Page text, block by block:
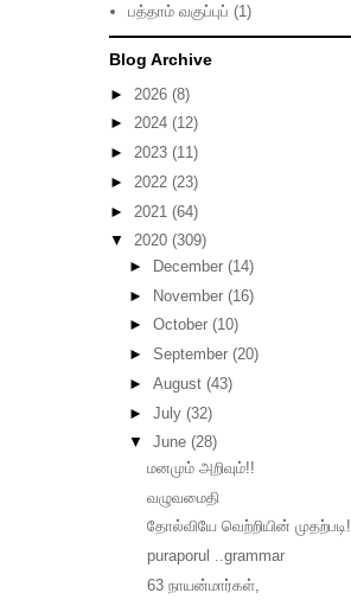
பத்தாம் வகுப்புப் (1)
Blog Archive
► 2026 (8)
► 2024 (12)
► 2023 (11)
► 2022 (23)
► 2021 (64)
▼ 2020 (309)
►
December (14)
► November (16)
► October (10)
► September (20)
► August (43)
► July (32)
▼ June (28)
மனமும் அறிவும்!!
வழுவமைதி
தோல்வியே வெற்றியின் முதற்படி!
puraporul ..grammar
63 நாயன்மார்கள்,